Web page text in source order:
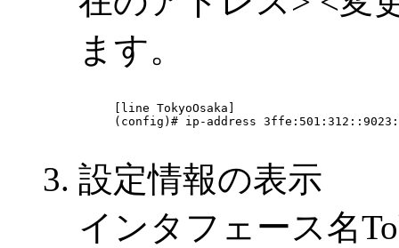
ます。
[line TokyoOsaka]
(config)# ip-address
設定情報の表示
インタフェース名